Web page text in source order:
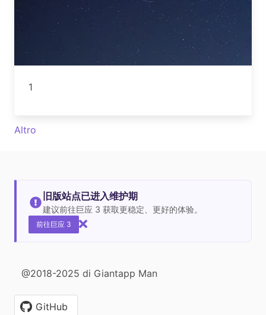
1
Altro
旧版站点已进入维护期
建议前往巨应 3 获取更稳定、更好的体验。
前往巨应 3
@2018-2025 di Giantapp Man
GitHub